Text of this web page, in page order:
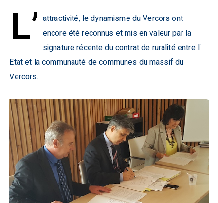
L’ attractivité, le dynamisme du Vercors ont
encore été reconnus et mis en valeur par la
signature récente du contrat de ruralité entre l’
Etat et la communauté de communes du massif du
Vercors.